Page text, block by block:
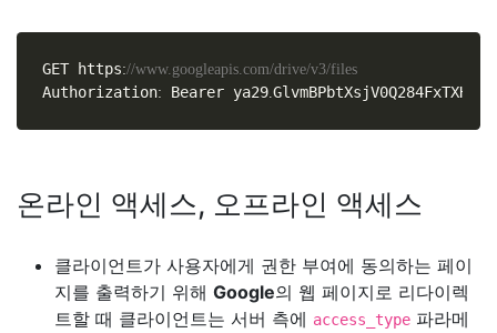
GET https://www.googleapis.com/drive/v3/files
Authorization: Bearer ya29.
온라인 액세스, 오프라인 액세스
클라이언트가 사용자에게 권한 부여에 동의하는 페이
지를 출력하기 위해 Google의 웹 페이지로 리다이렉
트할 때 클라이언트는 서버 측에 access_type 파라메